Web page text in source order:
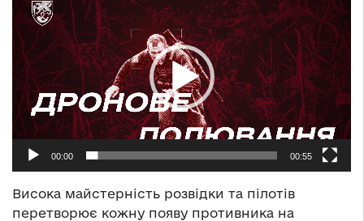
00:00 00:55
Висока майстерність розвідки та пілотів
перетворює кожну появу противника на